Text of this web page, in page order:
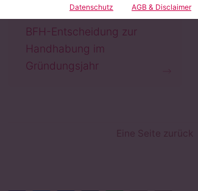
BFH-Entscheidung zur
Handhabung im
Gründungsjahr
Eine Seite zurück
Datenschutz AGB & Disclaimer